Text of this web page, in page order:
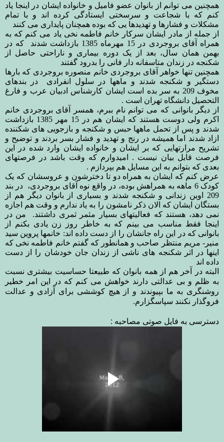
همچنین می توانم از بانوان عضو فامیل و خانواده ایشان در اینجا یاد
کنم که با شجاعت و سرسختی ایستادگی کرده اند و با تمام
مشکلات و فشارها و تهدیدها یی که بوده همچنان پایداری می کنند
از جمله از مادر ایشان سرکار خانم فاطمه نخی یاد می کنم که به
همراه آقای بروجردی در 15 مهرماه 1385 بازداشت شدند که در
بهمن همان سال، بعد از یک دوره بیماری و ناراحتی حاصل از
شکنجه در زندان متاسفانه دار فانی را بدرود گفتند
همچنین تنها خواهر آقای بروجردی خانم منصوره بروجردی که بارها
دستگیر و شکنجه شدند و ماهها در سلول انفرادی در بندهای
مخوف 209 به سر بده است ایشان کارشناس ادبیان عرب و فارغ
التحصیل دانشگاه تهران است .
از دیگر بانوانی که می توانم نام ببرم، همسر آقای بروجردی خانم
اکرم ولی دوست هستند که ایشان هم در 15 مهر 1385 بازداشت
شدند و پس از تحمل ماهها حبس و شکنجه و بازجویی های شکننده
ازاد شدند اما همیشه در رنج و تهدید و فشار بسر بردند و توضیح و
تشریح مرارتهایی که بر ایشان و خانواده ایشان وارد شده در این
فرصت قابل بیان نیست . امیدوارم که وقت باشد در فرصتهای
بعدی که بتوانم به این مسایل هم بپردازم .
عرض کنم که ایشان به همراه دو تا دخترشون و عروسشان که یک
کودک 6 ماهه به همراهش بوده، در واقع نوه آقای بروجردی، در بند
209 اوین زندانی و شکنجه شدند و بسیاری از بانوان دیگر هم از
بستگان ایشان که الان ذکر نامشون را به یاد ندارم و وقت هم اجازه
نمی دهد، هستند که فعالیتهای بسیار مثمر ثمری داشتند. من در
اینجا فقط مناسب می بینم که به خاطر روز زن یادی بکنم از
بانوانی که در این راه جانشان را از دست داده اند: خانمها پروین سید
منیر- مریم منتظر صاحب و همانطور که گفتم خانم فاطمه نخی که
اینها در اثر شکنجه های ناشی از زندان جان خودشان را از دست
داده اند
البته در آخر هم از همه بانوان که طبیعتا حساسیت بیشتری نسبت
به ظلم و بی عدالتی دارند خواهش می کنم که در این امر خطیر
روشنگری به ما بپیوندند و از هیچ کوششی برای آزادی و عدالت
فروگذار نکنند سپاسگزارم.
دسترسی به فایل صوتی مصاحبه :